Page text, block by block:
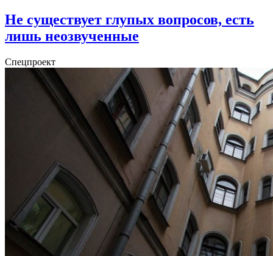
Не существует глупых вопросов, есть
лишь неозвученные
Спецпроект